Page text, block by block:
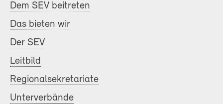
Dem SEV beitreten
Das bieten wir
Der SEV
Leitbild
Regionalsekretariate
Unterverbände